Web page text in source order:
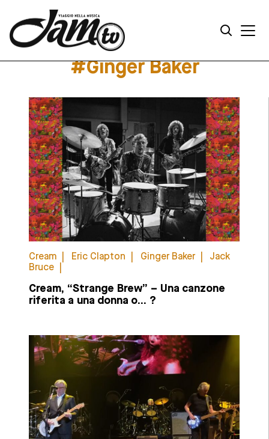
Iscriviti alla Newsletter#Ginger Baker
Cream Eric Clapton Ginger Baker
Jack
Bruce
Cream, “Strange Brew” – Una canzone
riferita a una donna o… ?